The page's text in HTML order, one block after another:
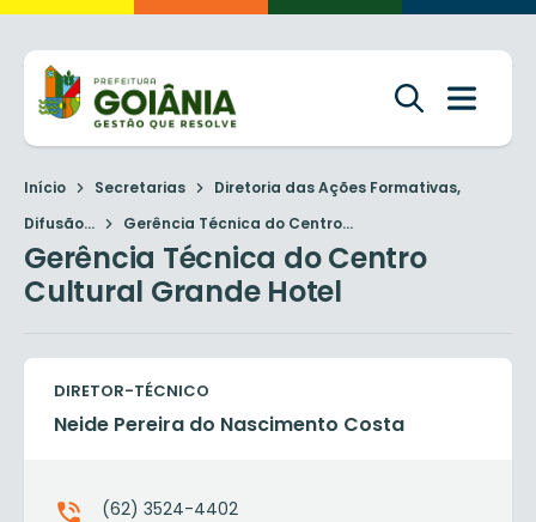
Início Secretarias
Diretoria das Ações Formativas,
Difusão...
Gerência Técnica do Centro...
Gerência Técnica do Centro
Cultural Grande Hotel
DIRETOR-TÉCNICO
Neide Pereira do Nascimento Costa
(62) 3524-4402